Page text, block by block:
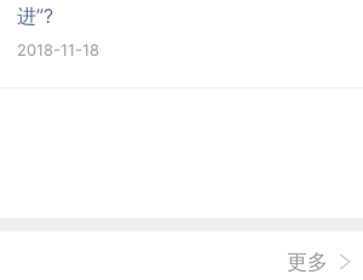
进”?
2018-11-18
更多